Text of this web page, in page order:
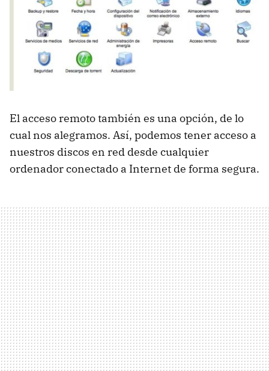
El acceso remoto también es una opción, de lo
cual nos alegramos. Así, podemos tener acceso a
nuestros discos en red desde cualquier
ordenador conectado a Internet de forma segura.